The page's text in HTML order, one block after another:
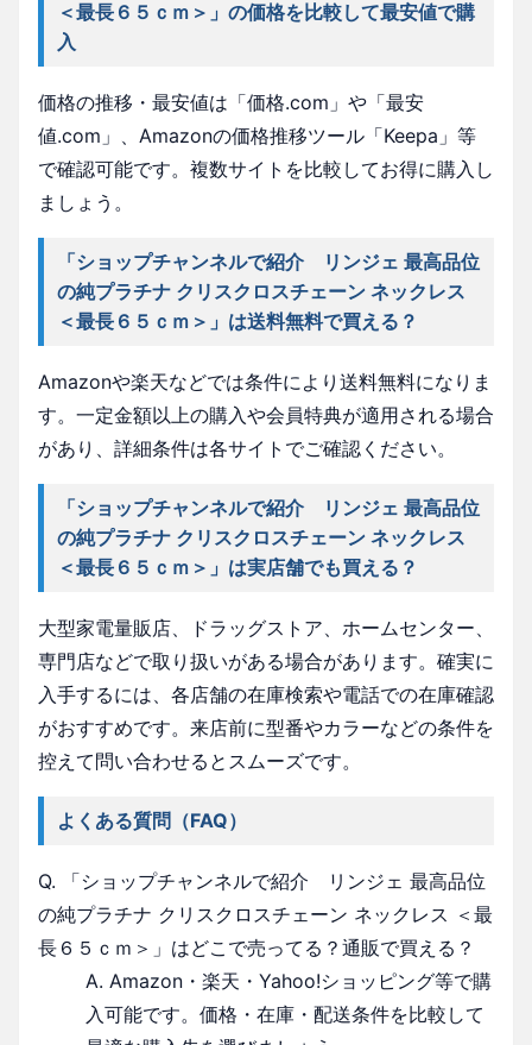
＜最長６５ｃｍ＞」の価格を比較して最安値で購
入
価格の推移・最安値は「価格.com」や「最安
値.com」、Amazonの価格推移ツール「Keepa」等
で確認可能です。複数サイトを比較してお得に購入し
ましょう。
「ショップチャンネルで紹介 リンジェ 最高品位
の純プラチナ クリスクロスチェーン ネックレス
＜最長６５ｃｍ＞」は送料無料で買える？
Amazonや楽天などでは条件により送料無料になりま
す。一定金額以上の購入や会員特典が適用される場合
があり、詳細条件は各サイトでご確認ください。
「ショップチャンネルで紹介 リンジェ 最高品位
の純プラチナ クリスクロスチェーン ネックレス
＜最長６５ｃｍ＞」は実店舗でも買える？
大型家電量販店、ドラッグストア、ホームセンター、
専門店などで取り扱いがある場合があります。確実に
入手するには、各店舗の在庫検索や電話での在庫確認
がおすすめです。来店前に型番やカラーなどの条件を
控えて問い合わせるとスムーズです。
よくある質問（FAQ）
Q. 「ショップチャンネルで紹介 リンジェ 最高品位
の純プラチナ クリスクロスチェーン ネックレス ＜最
長６５ｃｍ＞」はどこで売ってる？通販で買える？
A. Amazon・楽天・Yahoo!ショッピング等で購
入可能です。価格・在庫・配送条件を比較して